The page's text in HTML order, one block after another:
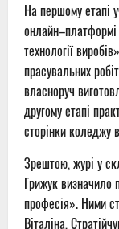
На першому етапі
технології
прасувальних
власноруч
другому етапі
сторінки коледжу
Зрештою, журі у
Грижук визначило
професія». Ними
Віталіна,